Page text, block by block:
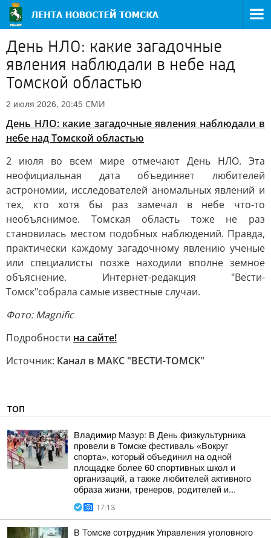
День НЛО: какие загадочные
явления наблюдали в небе над
Томской областью
2 июля 2026, 20:45 СМИ
День НЛО: какие загадочные явления наблюдали в
небе над Томской областью
2 июля во всем мире отмечают День НЛО. Эта
неофициальная дата объединяет любителей
астрономии, исследователей аномальных явлений и
тех, кто хотя бы раз замечал в небе что-то
необъяснимое. Томская область тоже не раз
становилась местом подобных наблюдений. Правда,
практически каждому загадочному явлению ученые
или специалисты позже находили вполне земное
объяснение. Интернет-редакция "Вести-
Томск"собрала самые известные случаи.
Фото: Magnific
Подробности на сайте!
Источник: Канал в МАКС "ВЕСТИ-ТОМСК"
ТОП
Владимир Мазур: В День физкультурника
провели в Томске фестиваль «Вокруг
спорта», который объединил на одной
площадке более 60 спортивных школ и
организаций, а также любителей активного
образа жизни, тренеров, родителей и...
17:13
В Томске сотрудник Управления уголовного